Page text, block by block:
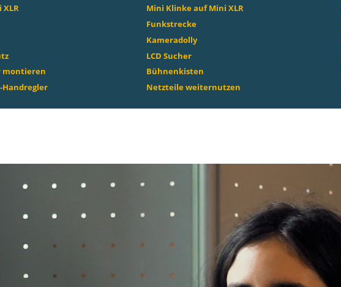
XLR Mini Klinke auf Mini XLR
Funkstrecke
Kameradolly
LCD Sucher
montieren Bühnenkisten
Handregler Netzteile weiternutzen